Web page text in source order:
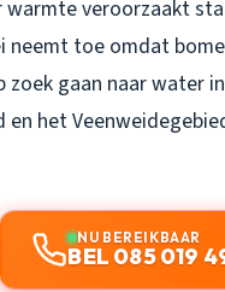
veroorzaakt
neemt toe omdat
zoek gaan naar water
en het
NU BEREIKBAAR
BEL 085 019